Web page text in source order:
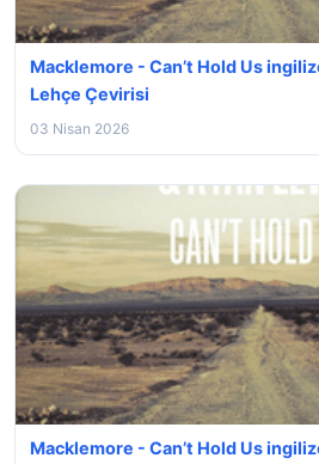
Macklemore - Can’t Hold Us
Lehçe Çevirisi
03 Nisan 2026
Macklemore - Can’t Hold Us